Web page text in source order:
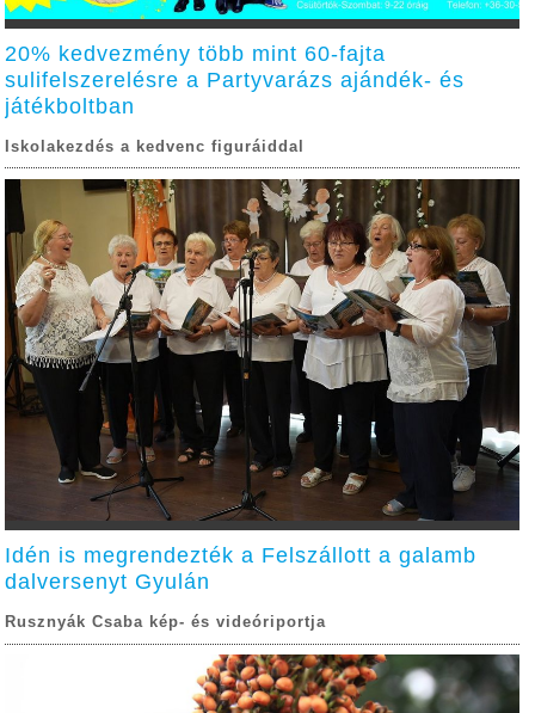
20% kedvezmény több mint 60-fajta
sulifelszerelésre a Partyvarázs ajándék- és
játékboltban
Iskolakezdés a kedvenc figuráiddal
Idén is megrendezték a Felszállott a galamb
dalversenyt Gyulán
Rusznyák Csaba kép- és videóriportja